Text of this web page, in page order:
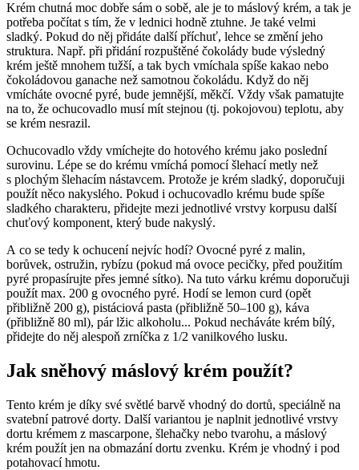
Krém chutná moc dobře sám o sobě, ale je to máslový krém, a tak je
potřeba počítat s tím, že v lednici hodně ztuhne. Je také velmi
sladký. Pokud do něj přidáte další příchuť, lehce se změní jeho
struktura. Např. při přidání rozpuštěné čokolády bude výsledný
krém ještě mnohem tužší, a tak bych vmíchala spíše kakao nebo
čokoládovou ganache než samotnou čokoládu. Když do něj
vmícháte ovocné pyré, bude jemnější, měkčí. Vždy však pamatujte
na to, že ochucovadlo musí mít stejnou (tj. pokojovou) teplotu, aby
se krém nesrazil.
Ochucovadlo vždy vmíchejte do hotového krému jako poslední
surovinu. Lépe se do krému vmíchá pomocí šlehací metly než
s plochým šlehacím nástavcem. Protože je krém sladký, doporučuji
použít něco nakyslého. Pokud i ochucovadlo krému bude spíše
sladkého charakteru, přidejte mezi jednotlivé vrstvy korpusu další
chuťový komponent, který bude nakyslý.
A co se tedy k ochucení nejvíc hodí? Ovocné pyré z malin,
borůvek, ostružin, rybízu (pokud má ovoce pecičky, před použitím
pyré propasírujte přes jemné sítko). Na tuto várku krému doporučuji
použít max. 200 g ovocného pyré. Hodí se lemon curd (opět
přibližně 200 g), pistáciová pasta (přibližně 50–100 g), káva
(přibližně 80 ml), pár lžic alkoholu... Pokud necháváte krém bílý,
přidejte do něj alespoň zrníčka z 1/2 vanilkového lusku.
Jak sněhový máslový krém použít?
Tento krém je díky své světlé barvě vhodný do dortů, speciálně na
svatební patrové dorty. Další variantou je naplnit jednotlivé vrstvy
dortu krémem z mascarpone, šlehačky nebo tvarohu, a máslový
krém použít jen na obmazání dortu zvenku. Krém je vhodný i pod
potahovací hmotu.